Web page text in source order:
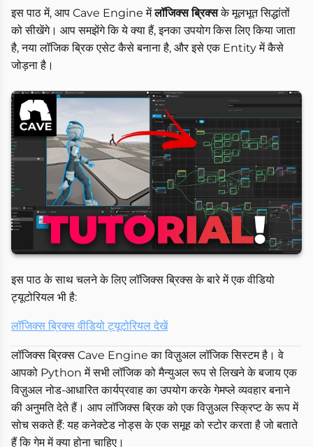
इस पाठ में, आप Cave Engine मेंलॉजिक्स ब्रिक्सके मूलभूत सिद्धांतों
को सीखेंगे। आप समझेंगे कि ये क्या हैं, इनका उपयोग किस लिए किया जाता
है, नया लॉजिक ब्रिक एसेट कैसे बनाना है, और इसे एक Entity में कैसे
जोड़ना है।
इस पाठ के साथ चलने के लिए लॉजिक्स ब्रिक्स के बारे में एक वीडियो
ट्यूटोरियल भी है:
लॉजिक्स ब्रिक्स वीडियो ट्यूटोरियल देखें
लॉजिक्स ब्रिक्स Cave Engine का विज़ुअल लॉजिक सिस्टम है। वे
आपको Python में सभी लॉजिक को मैन्युअल रूप से लिखने के बजाय एक
विज़ुअल नोड-आधारित कार्यप्रवाह का उपयोग करके गेमप्ले व्यवहार बनाने
की अनुमति देते हैं। आप लॉजिक्स ब्रिक को एक विज़ुअल स्क्रिप्ट के रूप में
सोच सकते हैं: यह कनेक्टेड नोड्स के एक समूह को स्टोर करता है जो बताते
हैं कि गेम में क्या होना चाहिए।